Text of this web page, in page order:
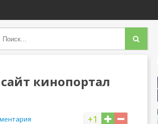
кинопортал
+1